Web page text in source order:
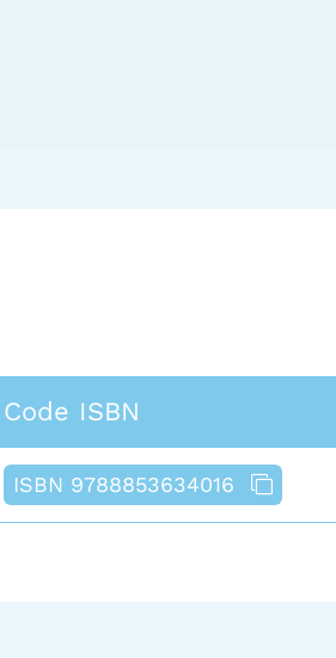
Code ISBN
ISBN 9788853634016